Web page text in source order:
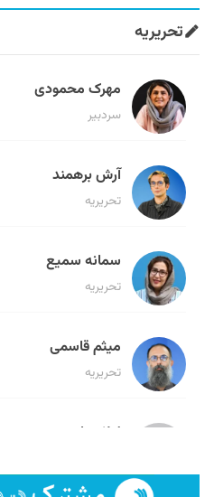
تحریریه
مهرک محمودی
سردبیر
آرش برهمند
تحریریه
سمانه سمیع
تحریریه
میثم قاسمی
تحریریه
لیلا حنارود